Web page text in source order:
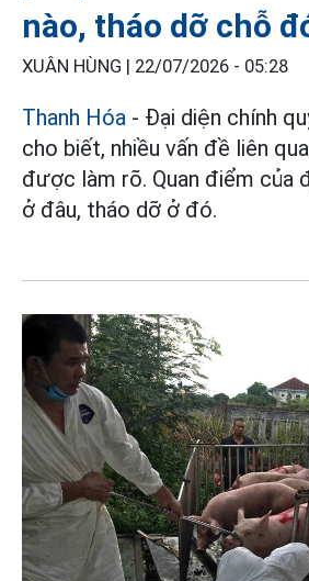
nào, tháo dỡ chỗ
XUÂN HÙNG | 22/07/2026 - 05:28
Thanh Hóa - Đại diện chính
cho biết, nhiều vấn đề liên
được làm rõ. Quan điểm của
ở đâu, tháo dỡ ở đó.